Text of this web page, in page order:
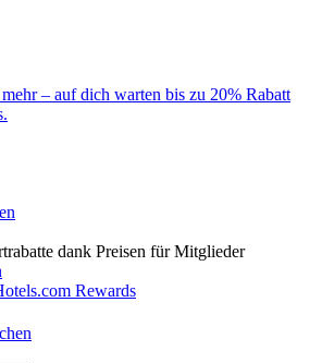
– auf dich warten bis zu 20% Rabatt
dank Preisen für Mitglieder
Rewards